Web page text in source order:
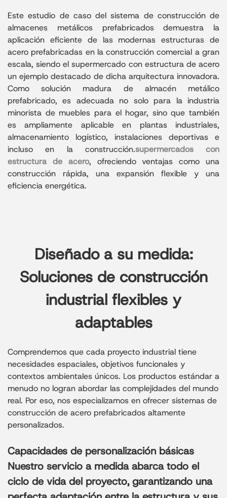
Este estudio de caso del sistema de construcción de
almacenes metálicos prefabricados demuestra la
aplicación eficiente de las modernas estructuras de
acero prefabricadas en la construcción comercial a gran
escala, siendo el supermercado con estructura de acero
un ejemplo destacado de dicha arquitectura innovadora.
Como solución madura de almacén metálico
prefabricado, es adecuada no solo para la industria
minorista de muebles para el hogar, sino que también
es ampliamente aplicable en plantas industriales,
almacenamiento logístico, instalaciones deportivas e
incluso en la construcción.supermercados con
estructura de acero, ofreciendo ventajas como una
construcción rápida, una expansión flexible y una
eficiencia energética.
Diseñado a su medida:
Soluciones de construcción
industrial flexibles y
adaptables
Comprendemos que cada proyecto industrial tiene
necesidades espaciales, objetivos funcionales y
contextos ambientales únicos. Los productos estándar a
menudo no logran abordar las complejidades del mundo
real. Por eso, nos especializamos en ofrecer sistemas de
construcción de acero prefabricados altamente
personalizados.
Capacidades de personalización básicas
Nuestro servicio a medida abarca todo el
ciclo de vida del proyecto, garantizando una